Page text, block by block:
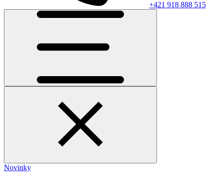
+421 918 888 515
Novinky